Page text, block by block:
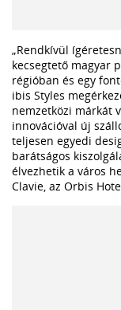
„Rendkívül
kecsegtető magyar
régióban és egy
ibis Styles
nemzetközi márkát
innovációval új
teljesen egyedi
barátságos
élvezhetik a város
Clavie, az Orbis